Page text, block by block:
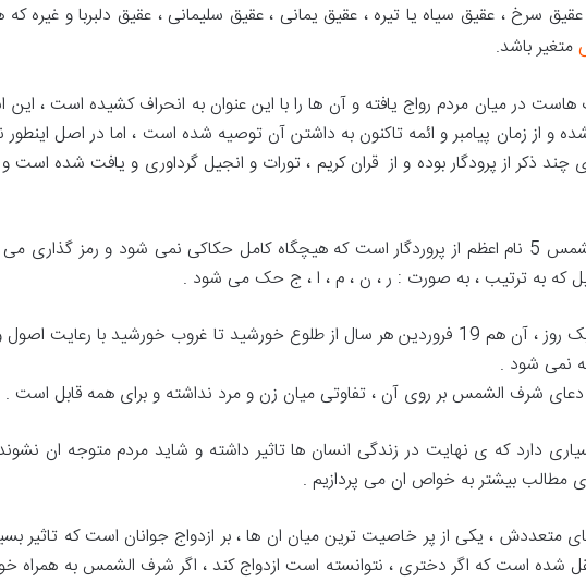
سرخ ، عقیق سیاه یا تیره ، عقیق یمانی ، عقیق سلیمانی ، عقیق دلبربا و غیره
متغیر باشد.
هاست در میان مردم رواج یافته و آن ها را با این عنوان به انحراف کشیده است ،
و از زمان پیامبر و ائمه تاکنون به داشتن آن توصیه شده است ، اما در اصل اینطور
ذکر از پرودگار بوده و از قران کریم ، تورات و انجیل گرداوری و یافت شده
برخی بر این این عقده اند که شرف الشمس 5 نام اعظم از پروردگار است که هیچگاه کامل حکاکی نمی
که به ترتیب ، به صورت : ر ، ن ، م ، ا ، ج حک می شود .
دعای شرف الشمس هر سال فقط در یک روز ، آن هم 19 فروردین هر سال از طلوع خورشید تا غروب
نمی شود .
شرف الشمس بر روی آن ، تفاوتی میان زن و مرد نداشته و برای همه قابل است .
دارد که ی نهایت در زندگی انسان ها تاثیر داشته و شاید مردم متوجه ان
ی مطالب بیشتر به خواص ان می پردازیم .
، یکی از پر خاصیت ترین میان ان ها ، بر ازدواج جوانان است که تاثیر
شده است که اگر دختری ، نتوانسته است ازدواج کند ، اگر شرف الشمس به همراه خود